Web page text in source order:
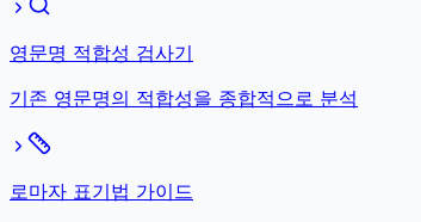
영문명 적합성 검사기
기존 영문명의 적합성을 종합적으로 분석
로마자 표기법 가이드